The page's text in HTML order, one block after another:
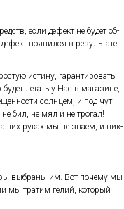
ес­ли де­фект не бу­дет об­
по­явил­ся в ре­зуль­та­те
ис­ти­ну, га­ран­ти­ровать
ле­тать у Нас в ма­гази­не,
сол­нцем, и под чут­
бил, не мял и не тро­гал!
ру­ках мы не зна­ем, и ник­
выб­ра­ны им. Вот по­чему мы
мы тра­тим ге­лий, ко­торый